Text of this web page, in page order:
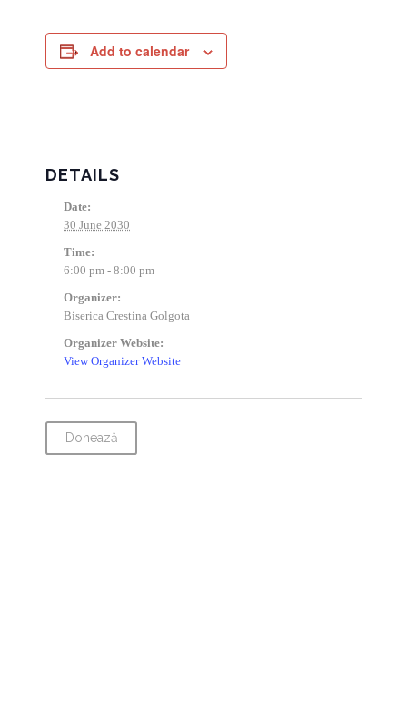
Add to calendar
DETAILS
Date:
30 June 2030
Time:
6:00 pm - 8:00 pm
Organizer:
Biserica Crestina Golgota
Organizer Website:
View Organizer Website
Donează